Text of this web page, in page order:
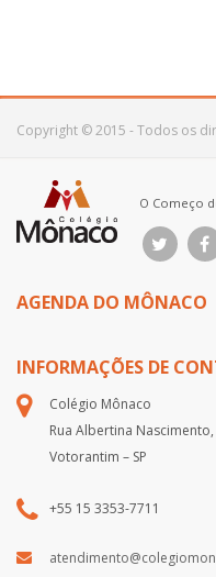
Copyright © 2015 - Todos os
O Começo
AGENDA DO MÔNACO
INFORMAÇÕES DE
Colégio Mônaco
Rua Albertina
Votorantim – SP
+55 15 3353-7711